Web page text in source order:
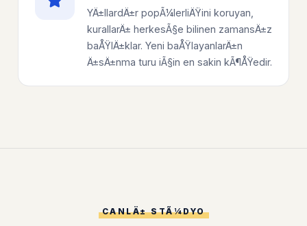
YÄ±llardÄ±r popÃ¼lerliÄŸini koruyan,
kurallarÄ± herkesÃ§e bilinen zamansÄ±z
baÅŸlÄ±klar. Yeni baÅŸlayanlarÄ±n
Ä±sÄ±nma turu iÃ§in en sakin kÃ¶ÅŸedir.
CANLÄ± STÃ¼DYO